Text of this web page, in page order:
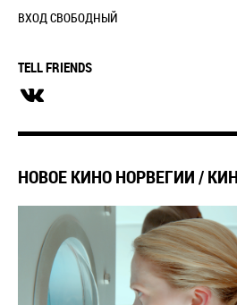
ВХОД СВОБОДНЫЙ
TELL FRIENDS
НОВОЕ КИНО НОРВЕГИИ /